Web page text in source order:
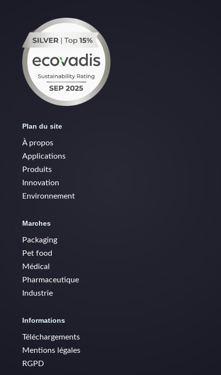
Plan du site
À propos
Applications
Produits
Innovation
Environnement
Marches
Packaging
Pet food
Médical
Pharmaceutique
Industrie
Informations
Téléchargements
Mentions légales
RGPD